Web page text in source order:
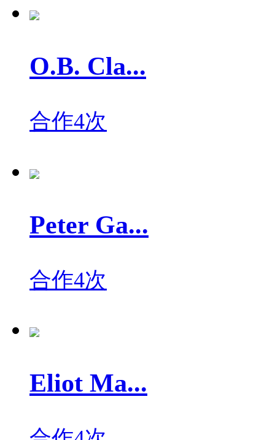
O.B. Cla...
合作4次
Peter Ga...
合作4次
Eliot Ma...